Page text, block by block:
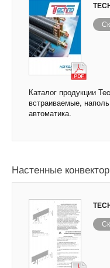
Каталог продукции
встраиваемые,
автоматика.
Настенные